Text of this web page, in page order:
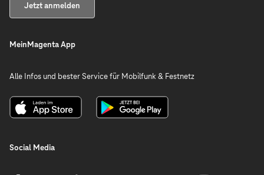
Jetzt anmelden
MeinMagenta App
Alle Infos und bester Service für Mobilfunk & Festnetz
Social Media